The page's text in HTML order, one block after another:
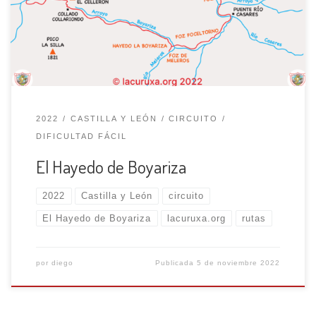
pasamos junto a la ermita del Cristo, llegando a un puente
sobre el río Casares, con una señal que nos […]
2022 CASTILLA Y LEÓN CIRCUITO
DIFICULTAD FÁCIL
El Hayedo de Boyariza
2022 Castilla y León circuito
El Hayedo de Boyariza lacuruxa.org rutas
por diego Publicada5 de noviembre 2022